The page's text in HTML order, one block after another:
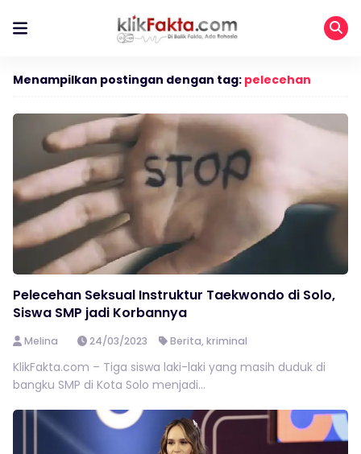
Menampilkan postingan dengan tag: pelecehan
Pelecehan Seksual Instruktur Taekwondo di Solo,
Siswa SMP jadi Korbannya
Melina 24/03/2023 Berita,kriminal
KlikFakta.com – Tiga siswa laki-laki yang masih duduk di
bangku SMP di Kota Solo menjadi...